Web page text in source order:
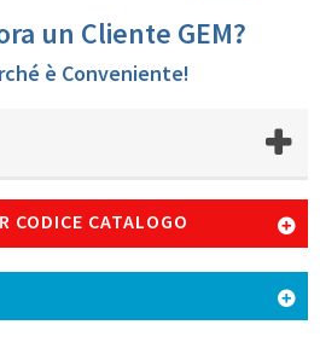
un Cliente GEM?
è Conveniente!
CODICE CATALOGO